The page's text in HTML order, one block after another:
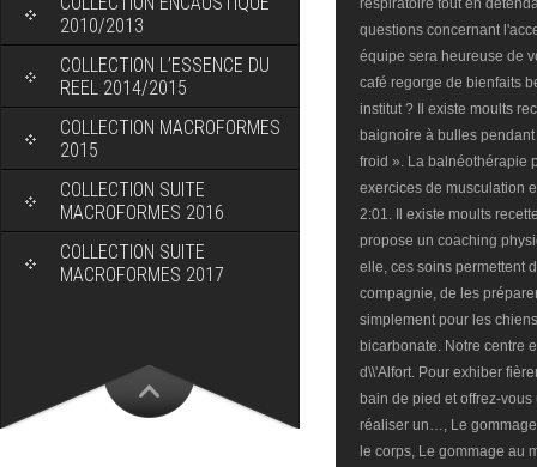
2010/2013
COLLECTION L’ESSENCE DU
REEL 2014/2015
COLLECTION MACROFORMES
2015
COLLECTION SUITE
MACROFORMES 2016
COLLECTION SUITE
MACROFORMES 2017